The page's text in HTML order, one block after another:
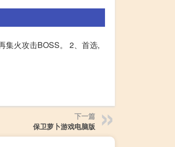
集火攻击BOSS。 2、首选,
下一篇
保卫萝卜游戏电脑版